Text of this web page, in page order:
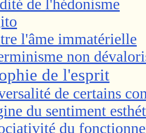
de l'hédonisme
l'âme immatérielle
non
de l'esprit
de certains
du sentiment
du